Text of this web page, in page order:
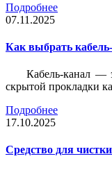
Подробнее
07.11.2025
Как выбрать
Кабель-канал —
скрытой прокладки
Подробнее
17.10.2025
Средство для